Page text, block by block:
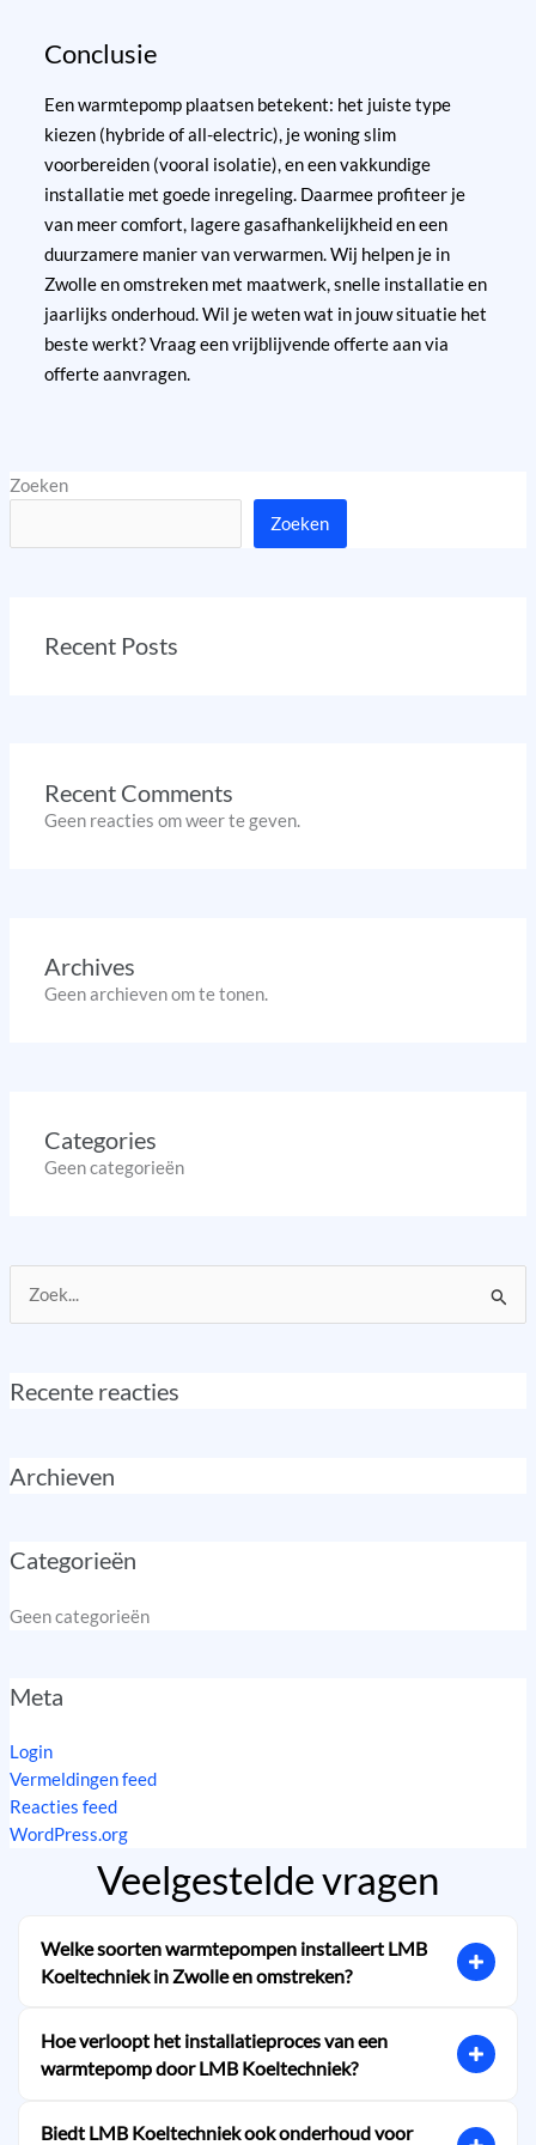
Conclusie
Een warmtepomp plaatsen betekent: het juiste type
kiezen (hybride of all-electric), je woning slim
voorbereiden (vooral isolatie), en een vakkundige
installatie met goede inregeling. Daarmee profiteer je
van meer comfort, lagere gasafhankelijkheid en een
duurzamere manier van verwarmen. Wij helpen je in
Zwolle en omstreken met maatwerk, snelle installatie en
jaarlijks onderhoud. Wil je weten wat in jouw situatie het
beste werkt? Vraag een vrijblijvende offerte aan via
offerte aanvragen.
Zoeken
Zoeken
Recent Posts
Recent Comments
Geen reacties om weer te geven.
Archives
Geen archieven om te tonen.
Categories
Geen categorieën
Zoek
naar:
Recente reacties
Archieven
Categorieën
Geen categorieën
Meta
Login
Vermeldingen feed
Reacties feed
WordPress.org
Veelgestelde vragen
Welke soorten warmtepompen installeert LMB
Koeltechniek in Zwolle en omstreken?
installatie van zowel hybride als all-electric
warmtepompen. Deze oplossingen zijn gericht op het
creëren van een optimaal, energiezuinig binnenklimaat
omliggende regio. Het team van Hans en Max adviseert u
Hoe verloopt het installatieproces van een
warmtepomp door LMB Koeltechniek?
deskundig advies op maat, afgestemd op uw woning of
Biedt LMB Koeltechniek ook onderhoud voor